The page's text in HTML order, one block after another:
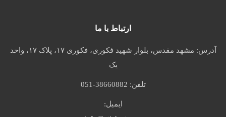
ارتباط با ما
آدرس:
مشهد مقدس، بلوار شهید فکوری، فکوری ۱۷، پلاک ۱۷، واحد
یک
تلفن: 051-38660882
ایمیل: